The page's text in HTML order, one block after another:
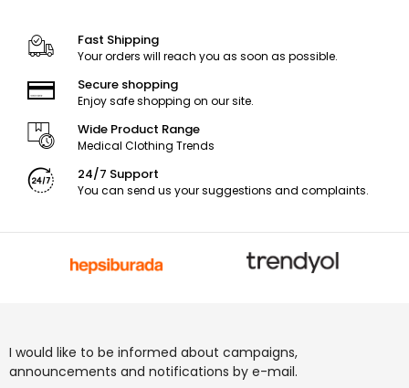
Fast Shipping
Your orders will reach you as soon as possible.
Secure shopping
Enjoy safe shopping on our site.
Wide Product Range
Medical Clothing Trends
24/7 Support
You can send us your suggestions and complaints.
I would like to be informed about campaigns,
announcements and notifications by e-mail.